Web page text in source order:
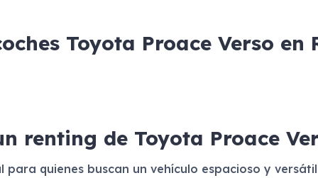
Toyota Proace Verso en
renting de Toyota Proace
para quienes buscan un vehículo espacioso y